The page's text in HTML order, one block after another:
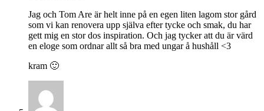
Jag och Tom Are är helt inne på en egen liten lagom stor gård
som vi kan renovera upp själva efter tycke och smak, du har
gett mig en stor dos inspiration. Och jag tycker att du är värd
en eloge som ordnar allt så bra med ungar å hushåll <3
kram 🙂